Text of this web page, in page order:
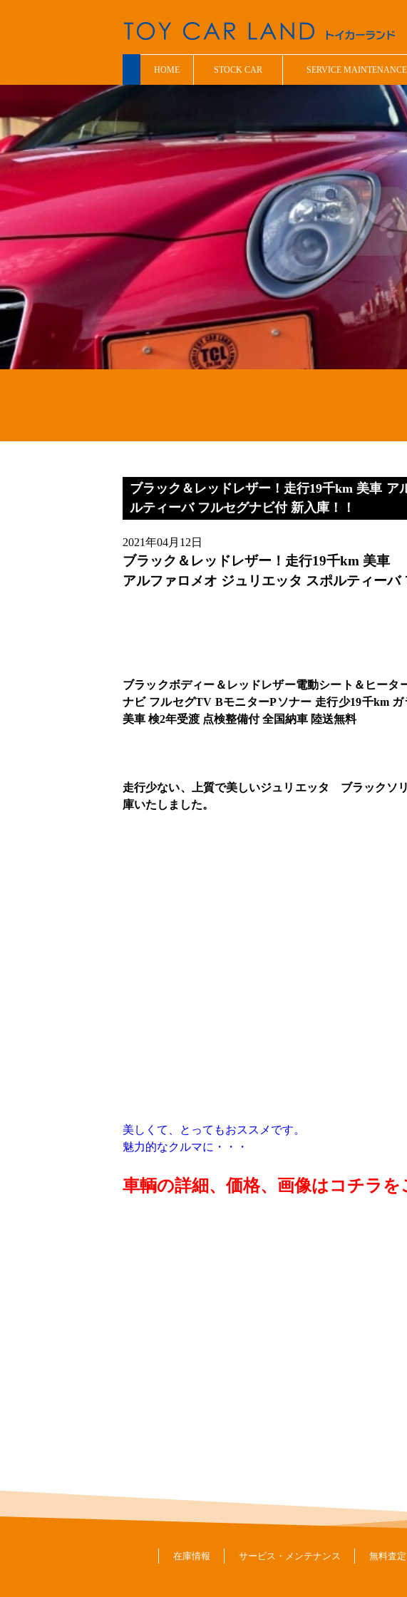
HOME STOCK CAR SERVICE MAINTENANCE
ブラック＆レッドレザー！走行19千km 美車 ア
ルティーバ フルセグナビ付 新入庫！！
2021年04月12日
ブラック＆レッドレザー！走行19千km 美車
アルファロメオ ジュリエッタ スポルティーバ
ブラックボディー＆レッドレザー電動シート＆ヒータ
ナビ フルセグTV BモニターPソナー 走行少19千km
美車 検2年受渡 点検整備付 全国納車 陸送無料
走行少ない、上質で美しいジュリエッタ ブラックソ
庫いたしました。
美しくて、とってもおススメです。
魅力的なクルマに・・・
車輌の詳細、価格、画像はコチラを
在庫情報 サービス・メンテナンス 無料査